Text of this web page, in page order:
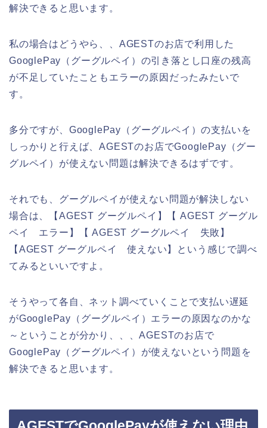
解決できると思います。
私の場合はどうやら、、AGESTのお店で利用した
GooglePay（グーグルペイ）の引き落とし口座の残高
が不足していたこともエラーの原因だったみたいで
す。
多分ですが、GooglePay（グーグルペイ）の支払いを
しっかりと行えば、AGESTのお店でGooglePay（グー
グルペイ）が使えない問題は解決できるはずです。
それでも、グーグルペイが使えない問題が解決しない
場合は、【AGEST グーグルペイ】【 AGEST グーグル
ペイ エラー】【 AGEST グーグルペイ 失敗】
【AGEST グーグルペイ 使えない】という感じで調べ
てみるといいですよ。
そうやって各自、ネット調べていくことで支払い遅延
がGooglePay（グーグルペイ）エラーの原因なのかな
～ということが分かり、、、AGESTのお店で
GooglePay（グーグルペイ）が使えないという問題を
解決できると思います。